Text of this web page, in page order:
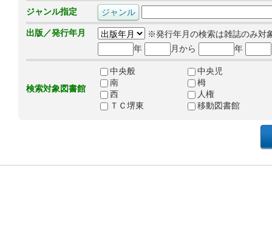
ジャンル指定
出版／発行年月
※発行年月の検索は雑誌のみ対
年
月から 年
検索対象図書館
中央般
中央児
南
栂
西
人権
ＴＣ堺東
移動図書館